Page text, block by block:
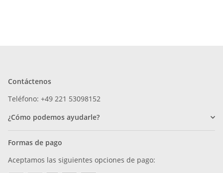
Contáctenos
Teléfono: +49 221 53098152
¿Cómo podemos ayudarle?
Formas de pago
Aceptamos las siguientes opciones de pago: